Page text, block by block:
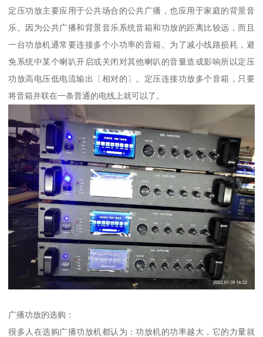
定压功放主要应用于公共场合的公共广播，也应用于家庭的背景音
乐。因为公共广播和背景音乐系统音箱和功放的距离比较远，而且
一台功放机通常要连接多个小功率的音箱。为了减小线路损耗，避
免系统中某个喇叭开启或关闭对其他喇叭的音量造成影响所以定压
功放高电压低电流输出〔相对的〕。定压连接功放多个音箱，只要
将音箱并联在一条普通的电线上就可以了。
广播功放的选购：
很多人在选购广播功放机都认为：功放机的功率越大，它的力量就